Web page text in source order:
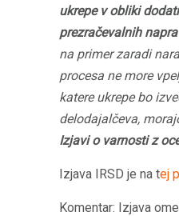
ukrepe v obliki
prezračevalnih
na primer zaradi
procesa ne more
katere ukrepe bo
delodajalčeva,
Izjavi o varnosti z
Izjava IRSD je na tej
Komentar: Izjava